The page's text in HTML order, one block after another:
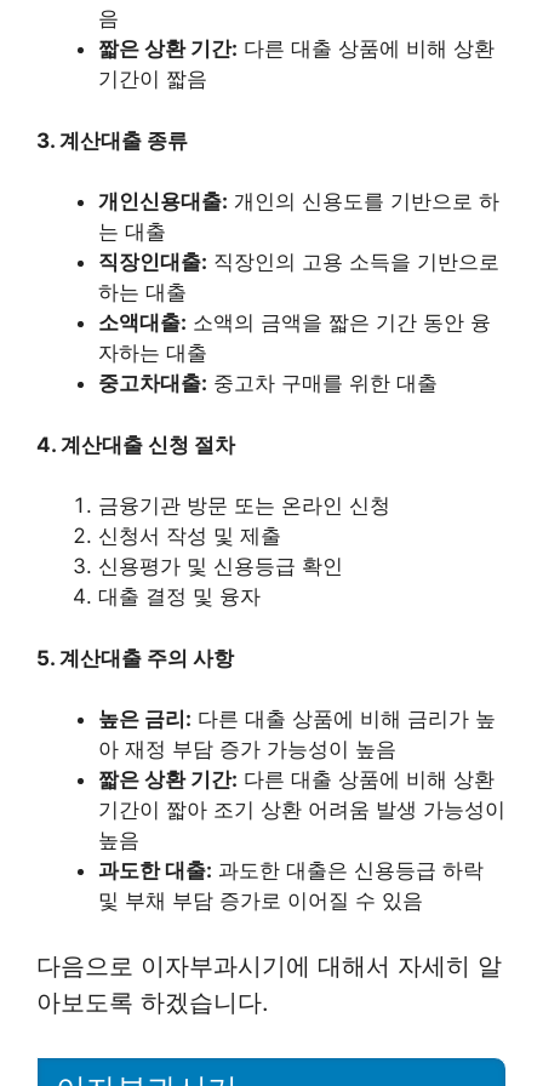
음
짧은 상환 기간: 다른 대출 상품에 비해 상환
기간이 짧음
3. 계산대출 종류
개인신용대출: 개인의 신용도를 기반으로 하
는 대출
직장인대출: 직장인의 고용 소득을 기반으로
하는 대출
소액대출: 소액의 금액을 짧은 기간 동안 융
자하는 대출
중고차대출: 중고차 구매를 위한 대출
4. 계산대출 신청 절차
금융기관 방문 또는 온라인 신청
신청서 작성 및 제출
신용평가 및 신용등급 확인
대출 결정 및 융자
5. 계산대출 주의 사항
높은 금리: 다른 대출 상품에 비해 금리가 높
아 재정 부담 증가 가능성이 높음
짧은 상환 기간: 다른 대출 상품에 비해 상환
기간이 짧아 조기 상환 어려움 발생 가능성이
높음
과도한 대출: 과도한 대출은 신용등급 하락
및 부채 부담 증가로 이어질 수 있음
다음으로 이자부과시기에 대해서 자세히 알
아보도록 하겠습니다.